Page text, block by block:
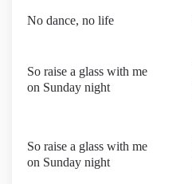
No dance, no life
So raise a glass with me
on Sunday night
So raise a glass with me
on Sunday night